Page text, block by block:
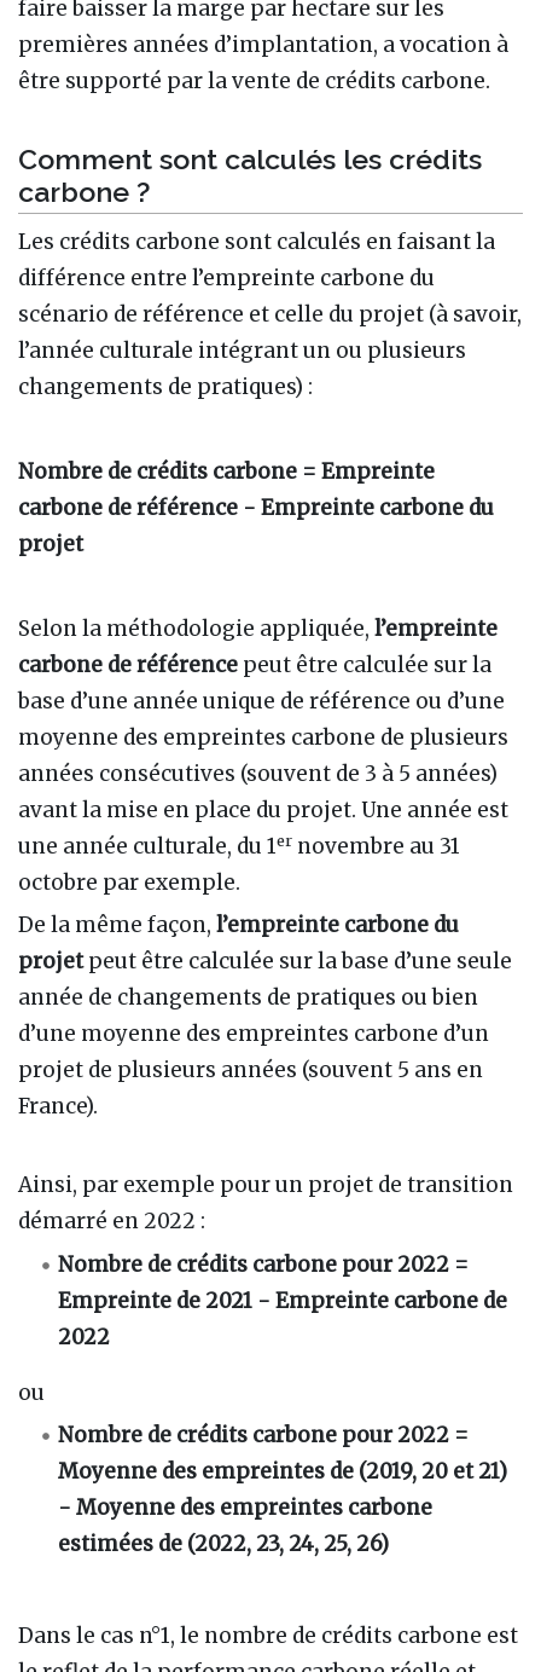
faire baisser la marge par hectare sur les
premières années d’implantation, a vocation à
être supporté par la vente de crédits carbone.
Comment sont calculés les crédits
carbone ?
Les crédits carbone sont calculés en faisant la
différence entre l’empreinte carbone du
scénario de référence et celle du projet (à savoir,
l’année culturale intégrant un ou plusieurs
changements de pratiques) :
Nombre de crédits carbone = Empreinte
carbone de référence - Empreinte carbone du
projet
Selon la méthodologie appliquée, l’empreinte
carbone de référence peut être calculée sur la
base d’une année unique de référence ou d’une
moyenne des empreintes carbone de plusieurs
années consécutives (souvent de 3 à 5 années)
avant la mise en place du projet. Une année est
une année culturale, du 1er novembre au 31
octobre par exemple.
De la même façon, l’empreinte carbone du
projetpeut être calculée sur la base d’une seule
année de changements de pratiques ou bien
d’une moyenne des empreintes carbone d’un
projet de plusieurs années (souvent 5 ans en
France).
Ainsi, par exemple pour un projet de transition
démarré en 2022 :
Nombre de crédits carbone pour 2022 =
Empreinte de 2021 - Empreinte carbone de
2022
ou
Nombre de crédits carbone pour 2022 =
Moyenne des empreintes de (2019, 20 et 21)
- Moyenne des empreintes carbone
estimées de (2022, 23, 24, 25, 26)
Dans le cas n°1, le nombre de crédits carbone est